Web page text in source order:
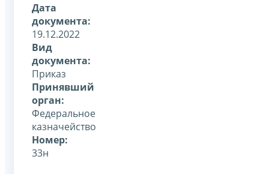
Дата
документа:
19.12.2022
Вид
документа:
Приказ
Принявший
орган:
Федеральное
казначейство
Номер:
33н